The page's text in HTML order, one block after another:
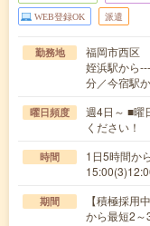
WEB登録OK 派遣
勤務地
福岡市西区
姪浜駅から
分／今宿駅
曜日頻度
週4日～ ■曜
ください！
時間
1日5時間か
期間
【積極採用
から最短2～